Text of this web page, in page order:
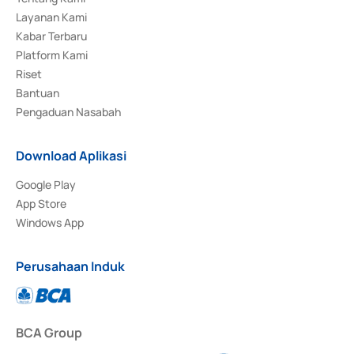
Layanan Kami
Kabar Terbaru
Platform Kami
Riset
Bantuan
Pengaduan Nasabah
Download Aplikasi
Google Play
App Store
Windows App
Perusahaan Induk
BCA Group